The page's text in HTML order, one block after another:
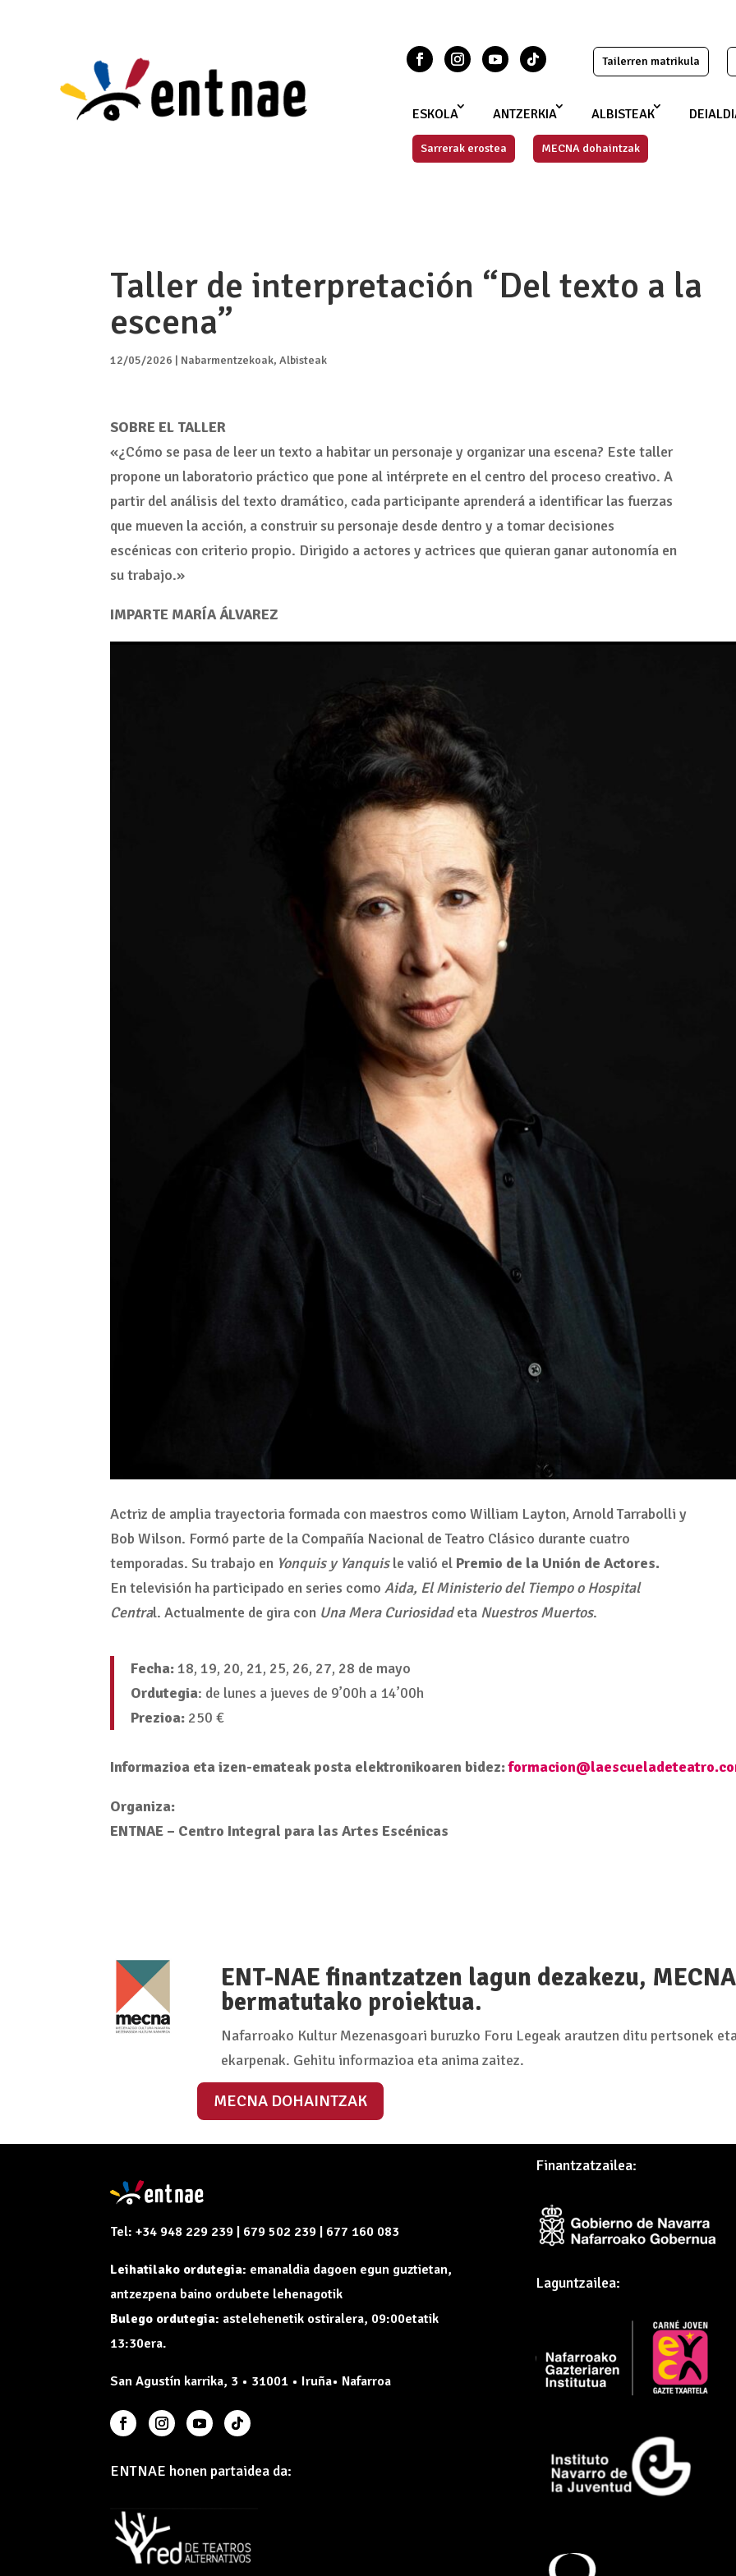
Tailerren matrikula
ESKOLA ANTZERKIA ALBISTEAK
Sarrerak erostea MECNA dohaintzak
Taller de interpretación “Del texto a la
escena”
12/05/2026 | Nabarmentzekoak,Albisteak
SOBRE EL TALLER
«¿Cómo se pasa de leer un texto a habitar un personaje y organizar una escena? Este taller
propone un laboratorio práctico que pone al intérprete en el centro del proceso creativo. A
partir del análisis del texto dramático, cada participante aprenderá a identificar las fuerzas
que mueven la acción, a construir su personaje desde dentro y a tomar decisiones
escénicas con criterio propio. Dirigido a actores y actrices que quieran ganar autonomía en
su trabajo.»
IMPARTE MARÍA ÁLVAREZ
Actriz de amplia trayectoria formada con maestros como William Layton, Arnold Tarrabolli y
Bob Wilson. Formó parte de la Compañía Nacional de Teatro Clásico durante cuatro
temporadas. Su trabajo en Yonquis y Yanquisle valió el Premio de la Unión de Actores.
En televisión ha participado en series comoAida, El Ministerio del Tiempo o Hospital
Central. Actualmente de gira con Una Mera Curiosidadeta Nuestros Muertos.
Fecha:18, 19, 20, 21, 25, 26, 27, 28 de mayo
Ordutegia: de lunes a jueves de 9’00h a 14’00h
Prezioa: 250 €
Informazioa eta izen-emateak posta elektronikoaren bidez:formacion@laescueladeteatro.
Organiza:
ENTNAE – Centro Integral para las Artes Escénicas
ENT-NAE finantzatzen lagun dezakezu,
bermatutako proiektua.
Nafarroako Kultur Mezenasgoari buruzko Foru Legeak arautzen ditu pertsonek
ekarpenak. Gehitu informazioa eta anima zaitez.
MECNA DOHAINTZAK
Tel: +34 948 229 239 | 679 502 239 | 677 160 083
Leihatilako ordutegia: emanaldia dagoen egun guztietan,
antzezpena baino ordubete lehenagotik
Bulego ordutegia: astelehenetik ostiralera, 09:00etatik
13:30era.
San Agustín karrika, 3 • 31001 • Iruña• Nafarroa
ENTNAE honen partaidea da:
Finantzatzailea:
Laguntzailea: